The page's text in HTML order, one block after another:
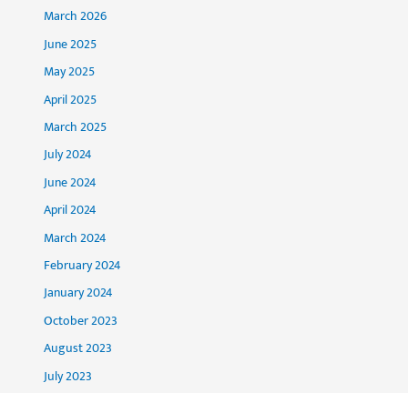
March 2026
June 2025
May 2025
April 2025
March 2025
July 2024
June 2024
April 2024
March 2024
February 2024
January 2024
October 2023
August 2023
July 2023